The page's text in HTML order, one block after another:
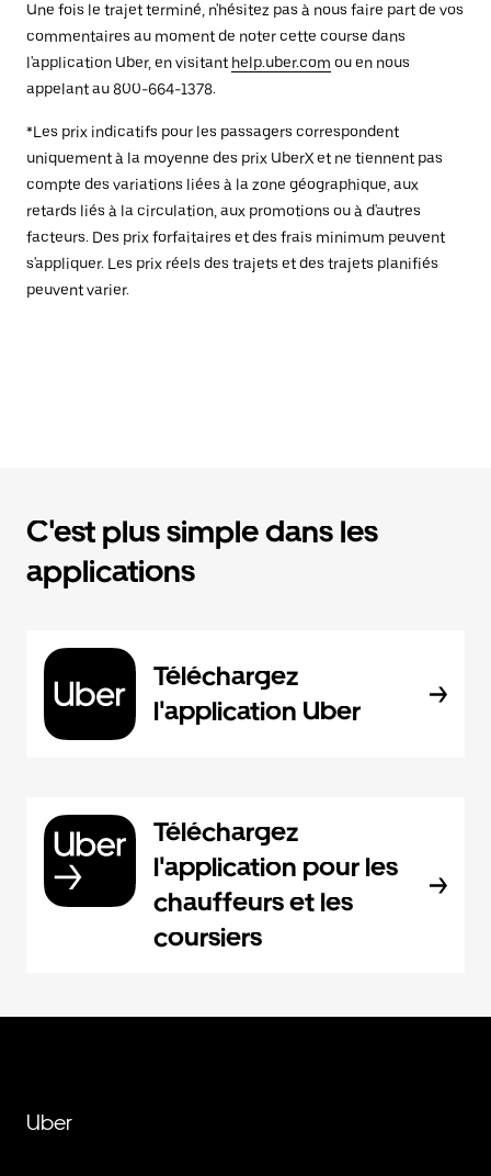
Une fois le trajet terminé, n'hésitez pas à nous faire part de vos
commentaires au moment de noter cette course dans
l'application Uber, en visitant help.uber.com ou en nous
appelant au 800-664-1378.
*Les prix indicatifs pour les passagers correspondent
uniquement à la moyenne des prix UberX et ne tiennent pas
compte des variations liées à la zone géographique, aux
retards liés à la circulation, aux promotions ou à d'autres
facteurs. Des prix forfaitaires et des frais minimum peuvent
s'appliquer. Les prix réels des trajets et des trajets planifiés
peuvent varier.
C'est plus simple dans les
applications
Téléchargez
l'application Uber
Téléchargez
l'application pour les
chauffeurs et les
coursiers
Uber